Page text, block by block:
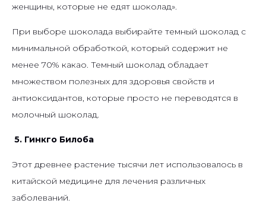
женщины, которые не едят шоколад».
При выборе шоколада выбирайте темный шоколад с
минимальной обработкой, который содержит не
менее 70% какао. Темный шоколад обладает
множеством полезных для здоровья свойств и
антиоксидантов, которые просто не переводятся в
молочный шоколад.
5. Гинкго Билоба
Этот древнее растение тысячи лет использовалось в
китайской медицине для лечения различных
заболеваний.